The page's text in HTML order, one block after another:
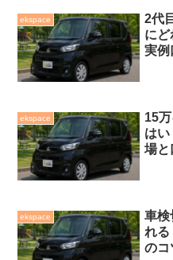
ekspace
2代
に
実例
ekspace
15
はい
場と
ekspace
車検
れる
のコ